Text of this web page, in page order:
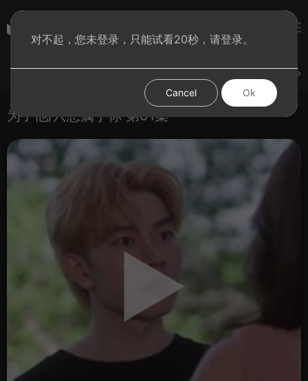
为了他/只想属于你 第01集
对不起，您未登录，只能试看20秒，请登录。
Cancel Ok